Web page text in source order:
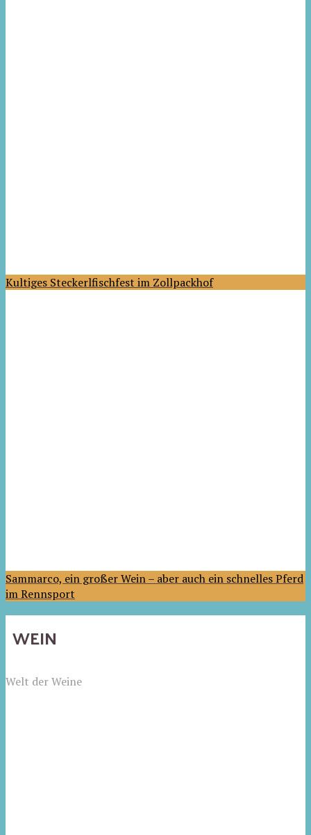
Kultiges Steckerlfischfest im Zollpackhof
Sammarco, ein großer Wein – aber auch ein schnelles Pferd
im Rennsport
WEIN
Welt der Weine